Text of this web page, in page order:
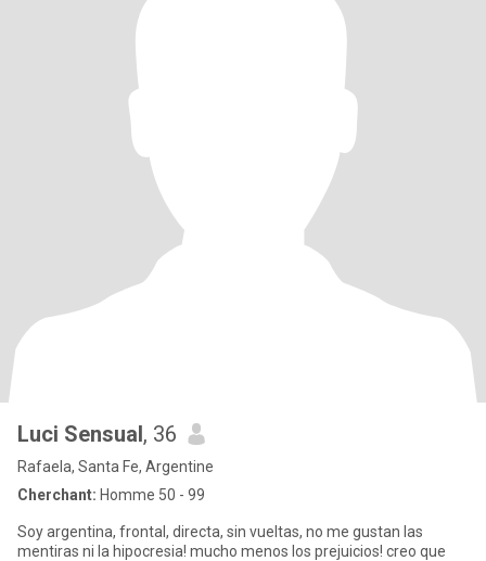
Luci Sensual, 36
Rafaela, Santa Fe, Argentine
Cherchant: Homme 50 - 99
Soy argentina, frontal, directa, sin vueltas, no me gustan las
mentiras ni la hipocresia! mucho menos los prejuicios! creo que